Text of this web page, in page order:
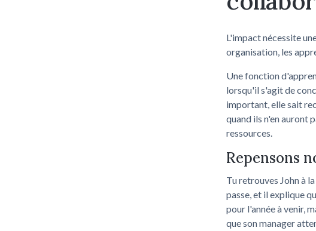
L'impact nécessite
organisation, les
Une fonction
lorsqu'il s'agit de
important, elle sait
quand ils n'en auront
ressources.
Repensons
Tu retrouves John à
passe, et il explique
pour l'année à venir,
que son manager